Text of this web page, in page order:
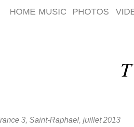
HOME MUSIC PHOTOS
3, Saint-Raphael, juillet 2013